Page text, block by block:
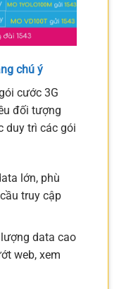
chú ý
cước 3G
đối tượng
duy trì các gói
lớn, phù
truy cập
data cao
web, xem